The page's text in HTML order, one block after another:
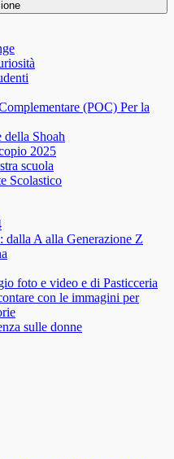
(POC) Per la
Shoah
2025
scuola
Scolastico
dalla A alla Generazione Z
foto e video e di Pasticceria
con le immagini per
sulle donne